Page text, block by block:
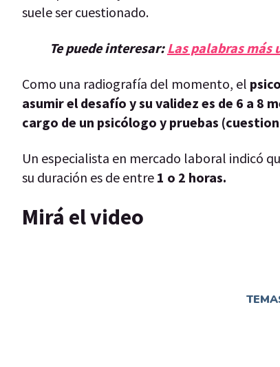
suele ser cuestionado.
Te puede interesar: Las palabras más
Como una radiografía del momento, el
asumir el desafío y su validez es de 6 a 8
cargo de un psicólogo y pruebas
Un especialista en mercado laboral indicó
su duración es de entre 1 o 2 horas.
Mirá el video